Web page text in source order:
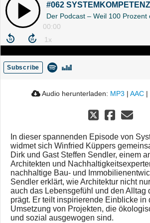
Der Podcast – Weil 100 Prozent
00:00
Subscribe
Audio herunterladen: MP3 | AAC |
In dieser spannenden Episode von
widmet sich Winfried Küppers
Dirk und Gast Steffen Sendler, einem
Architekten und
nachhaltige Bau- und
Sendler erklärt, wie Architektur nicht
auch das Lebensgefühl und den Alltag
prägt. Er teilt inspirierende Einblicke in
Umsetzung von Projekten, die
und sozial ausgewogen sind.